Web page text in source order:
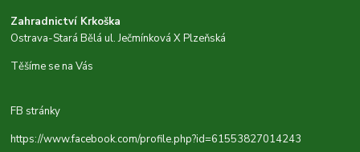
Zahradnictví Krkoška
Ostrava-Stará Bělá ul. Ječmínková X Plzeňská
Těšíme se na Vás
FB stránky
https://www.facebook.com/profile.php?id=61553827014243